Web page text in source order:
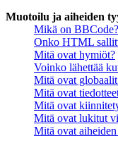
Muotoilu ja aiheiden
Mikä on BBCode?
Onko HTML
Mitä ovat hymiöt?
Voinko lähettää
Mitä ovat
Mitä ovat
Mitä ovat
Mitä ovat lukitut
Mitä ovat